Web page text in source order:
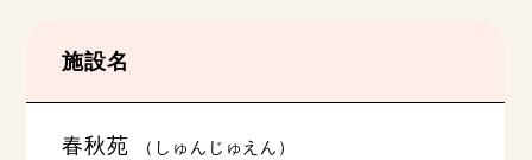
施設名
春秋苑 （しゅんじゅえん）